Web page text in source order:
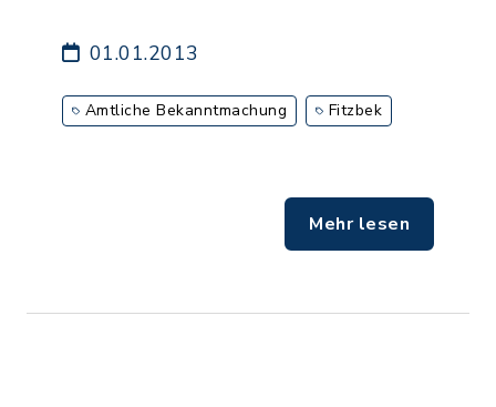
01.01.2013
Amtliche Bekanntmachung Fitzbek
Mehr lesen